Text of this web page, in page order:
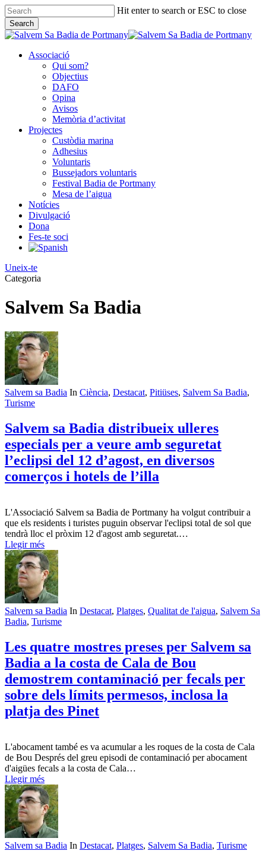
Skip
to
main
content
Hit enter to search or ESC to close
Search
Close
Associació
Qui som?
Objectius
DAFO
Opina
Avisos
Memòria d’activitat
Projectes
Custòdia marina
Adhesius
Voluntaris
Bussejadors voluntaris
Festival Badia de Portmany
Mesa de l’aigua
Notícies
Divulgació
Dona
Fes-te soci
Uneix-te
Categoria
Salvem Sa Badia
Salvem sa Badia In Ciència, Destacat, Pitiüses, Salvem Sa Badia,
Turisme
Salvem sa Badia distribueix ulleres
especials per a veure amb seguretat
l’eclipsi del 12 d’agost, en diversos
comerços i hotels de l’illa
L'Associació Salvem sa Badia de Portmany ha volgut contribuir a
que els residents i turistes puguin observar l'eclipsi total de sol que
tendrà lloc el pròxim 12 d'agost amb seguretat.…
Llegir més
Salvem sa Badia In Destacat, Platges, Qualitat de l'aigua, Salvem Sa
Badia, Turisme
Les quatre mostres preses per Salvem sa
Badia a la costa de Cala de Bou
demostrem contaminació per fecals per
sobre dels límits permesos, inclosa la
platja des Pinet
L'abocament també es va acumular a les roques de la costa de Cala
de Bou Després del greu episodi de contaminació per abocament
d'aigües fecals a la costa de Cala…
Llegir més
Salvem sa Badia In Destacat, Platges, Salvem Sa Badia, Turisme